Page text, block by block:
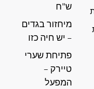
ש"ח
מיחזור בגדים
– יש חיה כזו
פתיחת שערי
טיירק –
המפעל